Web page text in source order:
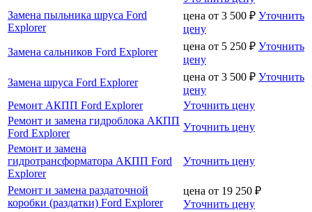
Замена пыльника шруса Ford
Explorer
цена от 3 500 ₽ Уточнить
цену
Замена сальников Ford Explorer
цена от 5 250 ₽ Уточнить
цену
Замена шруса Ford Explorer
цена от 3 500 ₽ Уточнить
цену
Ремонт АКПП Ford Explorer
Уточнить цену
Ремонт и замена гидроблока АКПП
Ford Explorer
Уточнить цену
Ремонт и замена
гидротрансформатора АКПП Ford
Explorer
Уточнить цену
Ремонт и замена раздаточной
коробки (раздатки) Ford Explorer
цена от 19 250 ₽
Уточнить цену